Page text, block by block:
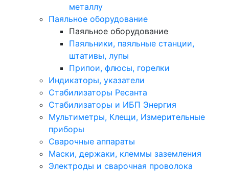
металлу
Паяльное оборудование
Паяльное оборудование
Паяльники, паяльные станции,
штативы, лупы
Припои, флюсы, горелки
Индикаторы, указатели
Стабилизаторы Ресанта
Стабилизаторы и ИБП Энергия
Мультиметры, Клещи, Измерительные
приборы
Сварочные аппараты
Маски, держаки, клеммы заземления
Электроды и сварочная проволока